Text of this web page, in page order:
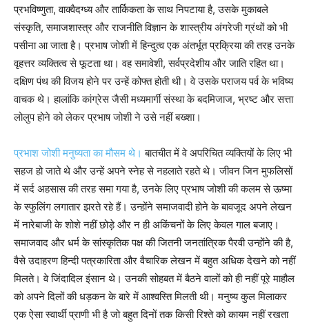
प्रभविष्णुता, वाक्वैदग्ध्य और तार्किकता के साथ निपटाया है, उसके मुकाबले
संस्कृति, समाजशास्त्र और राजनीति विज्ञान के शास्त्रीय अंगरेजी ग्रंथों को भी
पसीना आ जाता है। प्रभाष जोशी में हिन्दुत्व एक अंतर्भूत प्रक्रिया की तरह उनके
वृहत्तर व्यक्तित्व से फूटता था। वह समावेशी, सर्वप्रदेशीय और जाति रहित था।
दक्षिण पंथ की विजय होने पर उन्हें कोफ्त होती थी। वे उसके पराजय पर्व के भविष्य
वाचक थे। हालांकि कांग्रेस जैसी मध्यमार्गी संस्था के बदमिजाज, भ्रष्ट और सत्ता
लोलुप होने को लेकर प्रभाष जोशी ने उसे नहीं बख्शा।
प्रभाश जोशी मनुष्यता का मौसम थे। बातचीत में वे अपरिचित व्यक्तियों के लिए भी
सहज हो जाते थे और उन्हें अपने स्नेह से नहलाते रहते थे। जीवन जिन मुफलिसों
में सर्द अहसास की तरह समा गया है, उनके लिए प्रभाष जोशी की कलम से ऊष्मा
के स्फुलिंग लगातार झरते रहे हैं। उन्होंने समाजवादी होने के बावजूद अपने लेखन
में नारेबाजी के शोशे नहीं छोड़े और न ही अकिंचनों के लिए केवल गाल बजाए।
समाजवाद और धर्म के सांस्कृतिक पक्ष की जितनी जनतांत्रिक पैरवी उन्होंने की है,
वैसे उदाहरण हिन्दी पत्रकारिता और वैचारिक लेखन में बहुत अधिक देखने को नहीं
मिलते। वे जिंदादिल इंसान थे। उनकी सोहबत में बैठने वालों को ही नहीं पूरे माहौल
को अपने दिलों की धड़कन के बारे में आश्वस्ति मिलती थी। मनुष्य कुल मिलाकर
एक ऐसा स्वार्थी प्राणी भी है जो बहुत दिनों तक किसी रिश्ते को कायम नहीं रखता